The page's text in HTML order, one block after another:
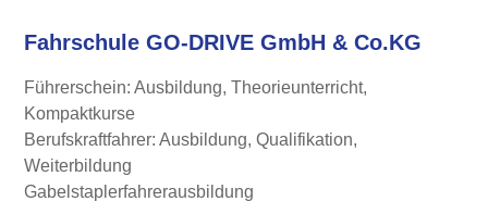
Fahrschule GO-DRIVE GmbH & Co.KG
Führerschein: Ausbildung, Theorieunterricht,
Kompaktkurse
Berufskraftfahrer: Ausbildung, Qualifikation,
Weiterbildung
Gabelstaplerfahrerausbildung